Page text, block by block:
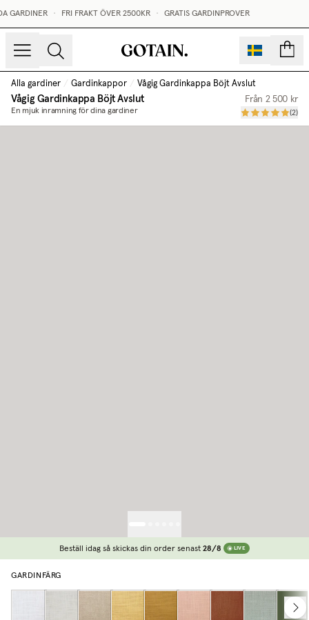
GARDINER • FRI FRAKT ÖVER 2500KR • GRATIS GARDINPROVER
Alla gardiner / Gardinkappor / Vågig Gardinkappa Böjt Avslut
Vågig Gardinkappa Böjt Avslut
En mjuk inramning för dina gardiner
Från 2 500 kr
(2)
Beställ idag så skickas din order senast 28/8 LIVE
GARDINFÄRG